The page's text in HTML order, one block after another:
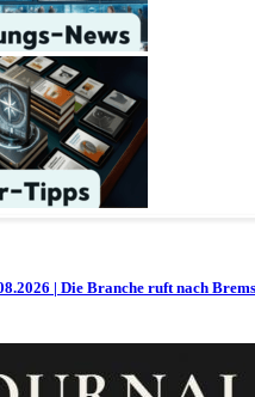
| Die Branche ruft nach